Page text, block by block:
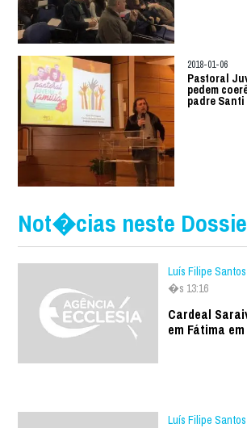
2018-01-06
Pastoral
pedem
padre
Not�cias neste
Luís Filipe Santos
�s 13:16
Cardeal
em Fátima
Luís Filipe Santos